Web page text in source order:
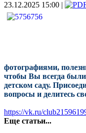
23.12.2025 15:00 |
фотографиями,
чтобы Вы всегда
детском саду.
вопросы и делитесь
https://vk.ru/
Еще статьи...